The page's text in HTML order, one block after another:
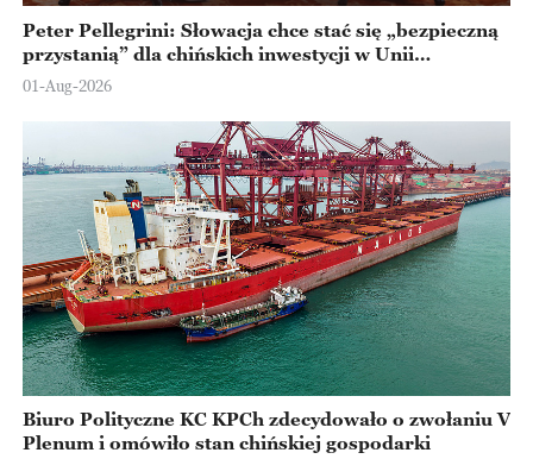
Peter Pellegrini: Słowacja chce stać się „bezpieczną
przystanią” dla chińskich inwestycji w Unii
Europejskiej
01-Aug-2026
Biuro Polityczne KC KPCh zdecydowało o zwołaniu V
Plenum i omówiło stan chińskiej gospodarki